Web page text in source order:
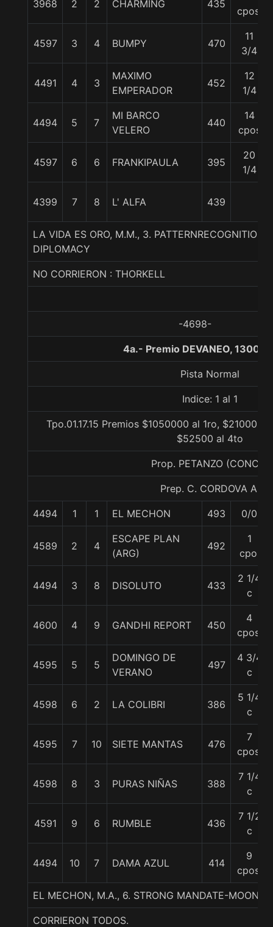
3968 2 2 CHARMING 435
cpos.
4597 3 4 BUMPY 470
11
3/4
4491 4 3
MAXIMO
EMPERADOR
452
12
1/4
4494 5 7
MI BARCO
VELERO
440
14
cpos
4597 6 6 FRANKIPAULA 395
20
1/4
4399 7 8 L' ALFA 439
LA VIDA ES ORO, M.M., 3.
DIPLOMACY
NO CORRIERON : THORKELL
-4698-
4a.- Premio DEVANEO, 1300
Pista Normal
Indice: 1 al 1
Tpo.01.17.15 Premios $1050000 al 1ro, $210000
$52500 al 4to
Prop. PETANZO (CONCE)
Prep. C. CORDOVA A.
4494 1 1 EL MECHON 493 0/0
4589 2 4
ESCAPE PLAN
(ARG)
492
1
cpo.
4494 3 8 DISOLUTO 433
2 1/4
c
4600 4 9 GANDHI REPORT 450
4
cpos.
4595 5 5
DOMINGO DE
VERANO
497
4 3/4
c
4598 6 2 LA COLIBRI 386
5 1/4
c
4595 7 10 SIETE MANTAS 476
7
cpos.
4598 8 3 PURAS NIÑAS 388
7 1/4
c
4591 9 6 RUMBLE 436
7 1/2
c
4494 10 7 DAMA AZUL 414
9
cpos.
EL MECHON, M.A., 6. STRONG MANDATE-MOON
CORRIERON TODOS.